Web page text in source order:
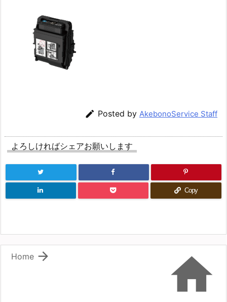
 Posted by AkebonoService Staff
よろしければシェアお願いします
Copy


Home